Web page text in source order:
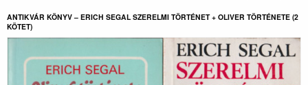
ANTIKVÁR KÖNYV – ERICH SEGAL SZERELMI TÖRTÉNET + OLIVER TÖRTÉNETE (2
KÖTET)